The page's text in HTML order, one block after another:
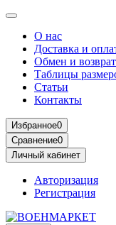
О нас
Доставка и
Обмен и возврат
Таблицы
Статьи
Контакты
Избранное0
Сравнение0
Личный кабинет
Авторизация
Регистрация